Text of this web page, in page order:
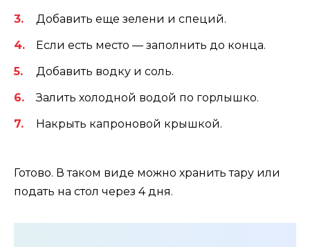
Добавить еще зелени и специй.
Если есть место — заполнить до конца.
Добавить водку и соль.
Залить холодной водой по горлышко.
Накрыть капроновой крышкой.
Готово. В таком виде можно хранить тару или
подать на стол через 4 дня.